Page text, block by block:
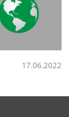
17.06.2022